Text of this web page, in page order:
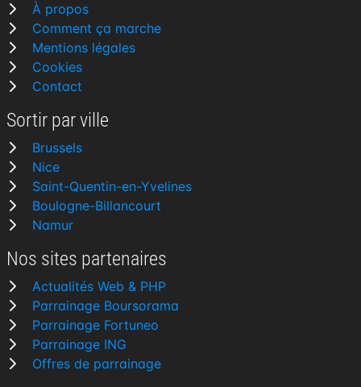
À propos
Comment ça marche
Mentions légales
Cookies
Contact
Sortir par ville
Brussels
Nice
Saint-Quentin-en-Yvelines
Boulogne-Billancourt
Namur
Nos sites partenaires
Actualités Web & PHP
Parrainage Boursorama
Parrainage Fortuneo
Parrainage ING
Offres de parrainage